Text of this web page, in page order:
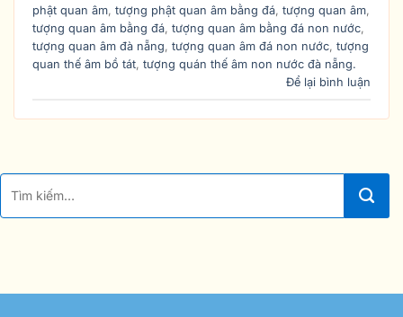
phật quan âm, tượng phật quan âm bằng đá, tượng quan âm,
tượng quan âm bằng đá, tượng quan âm bằng đá non nước,
tượng quan âm đà nẵng, tượng quan âm đá non nước, tượng
quan thế âm bồ tát, tượng quán thế âm non nước đà nẵng.
Để lại bình luận